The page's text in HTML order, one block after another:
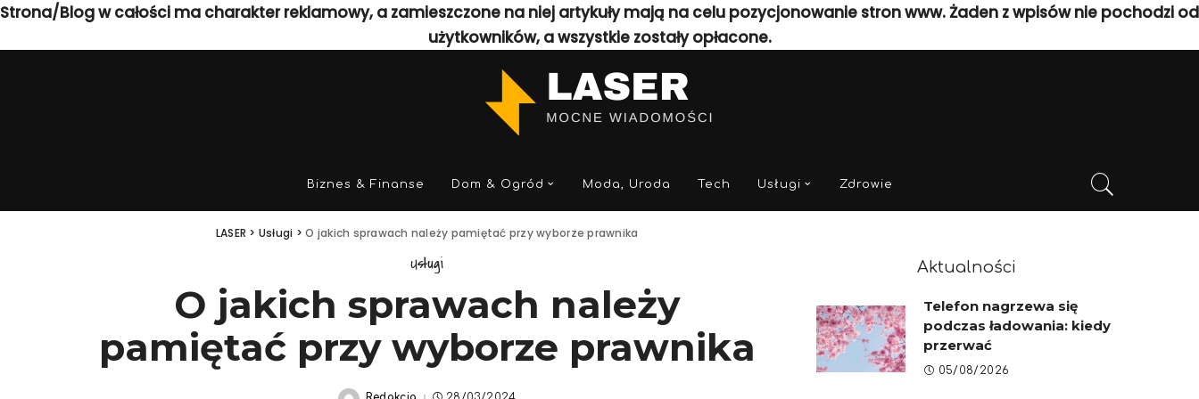
Strona/Blog w całości ma charakter reklamowy, a zamieszczone na niej artykuły mają na celu pozycjonowanie stron www. Żaden z wpisów nie pochodzi od
użytkowników, a wszystkie zostały opłacone.
Biznes & Finanse Dom & Ogród Moda, Uroda Tech Usługi Zdrowie
LASER > Usługi >O jakich sprawach należy pamiętać przy wyborze prawnika
Usługi
O jakich sprawach należy
pamiętać przy wyborze prawnika
Aktualności
Telefon nagrzewa się
podczas ładowania: kiedy
przerwać
05/08/2026